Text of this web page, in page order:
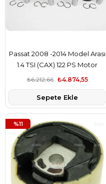
Passat 2008 -2014 Model Arası
1.4 TSI (CAX) 122 PS Motor
Piston Takımı
₺4.874,55
₺6.212,66
Sepete Ekle
%11